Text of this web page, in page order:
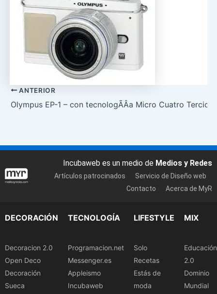
ANTERIOR
Olympus EP-1 – con tecnologÃ­Â­a Micro Cuatro Tercios
Incubaweb es un medio de Medios y Redes
Artículos patrocinados
Servicio de Diseño web
Contacto
Acerca de MyR
DECORACIÓN
Decoracion 2.0
Open Deco
Decoración
Sueca
TECNOLOGÍA
Programacion.net
Messenger.es
Appleismo
Incubaweb
LIFESTYLE
Solo
Recetas
Estás de
moda
MIX
Educación
2.0
Dominio
Mundial